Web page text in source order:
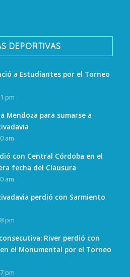
DEPORTIVAS
a Estudiantes por el Torneo
pm
Mendoza para sumarse a
am
con Central Córdoba en el
fecha del Clausura
am
perdió con Sarmiento
pm
River perdió con
el Monumental por el Torneo
pm